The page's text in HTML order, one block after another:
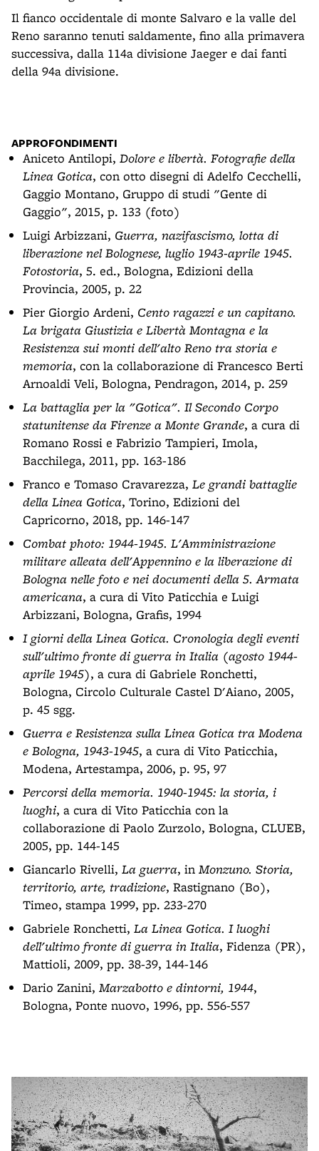
Il fianco occidentale di monte Salvaro e la valle del
Reno saranno tenuti saldamente, fino alla primavera
successiva, dalla 114a divisione Jaeger e dai fanti
della 94a divisione.
APPROFONDIMENTI
Aniceto Antilopi, Dolore e libertà. Fotografie della
Linea Gotica, con otto disegni di Adelfo Cecchelli,
Gaggio Montano, Gruppo di studi "Gente di
Gaggio", 2015, p. 133 (foto)
Luigi Arbizzani, Guerra, nazifascismo, lotta di
liberazione nel Bolognese, luglio 1943-aprile 1945.
Fotostoria, 5. ed., Bologna, Edizioni della
Provincia, 2005, p. 22
Pier Giorgio Ardeni, Cento ragazzi e un capitano.
La brigata Giustizia e Libertà Montagna e la
Resistenza sui monti dell'alto Reno tra storia e
memoria, con la collaborazione di Francesco Berti
Arnoaldi Veli, Bologna, Pendragon, 2014, p. 259
La battaglia per la "Gotica". Il Secondo Corpo
statunitense da Firenze a Monte Grande, a cura di
Romano Rossi e Fabrizio Tampieri, Imola,
Bacchilega, 2011, pp. 163-186
Franco e Tomaso Cravarezza, Le grandi battaglie
della Linea Gotica, Torino, Edizioni del
Capricorno, 2018, pp. 146-147
Combat photo: 1944-1945. L'Amministrazione
militare alleata dell'Appennino e la liberazione di
Bologna nelle foto e nei documenti della 5. Armata
americana, a cura di Vito Paticchia e Luigi
Arbizzani, Bologna, Grafis, 1994
I giorni della Linea Gotica. Cronologia degli eventi
sull'ultimo fronte di guerra in Italia (agosto 1944-
aprile 1945), a cura di Gabriele Ronchetti,
Bologna, Circolo Culturale Castel D'Aiano, 2005,
p. 45 sgg.
Guerra e Resistenza sulla Linea Gotica tra Modena
e Bologna, 1943-1945, a cura di Vito Paticchia,
Modena, Artestampa, 2006, p. 95, 97
Percorsi della memoria. 1940-1945: la storia, i
luoghi, a cura di Vito Paticchia con la
collaborazione di Paolo Zurzolo, Bologna, CLUEB,
2005, pp. 144-145
Giancarlo Rivelli, La guerra, in Monzuno. Storia,
territorio, arte, tradizione, Rastignano (Bo),
Timeo, stampa 1999, pp. 233-270
Gabriele Ronchetti, La Linea Gotica. I luoghi
dell'ultimo fronte di guerra in Italia, Fidenza (PR),
Mattioli, 2009, pp. 38-39, 144-146
Dario Zanini, Marzabotto e dintorni, 1944,
Bologna, Ponte nuovo, 1996, pp. 556-557